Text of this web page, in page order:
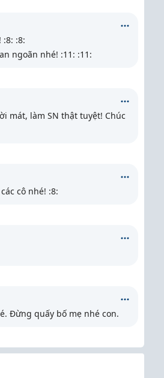
:8:
ngoãn nhé! :11: :11:
mát, làm SN thật tuyệt! Chúc
cô nhé! :8:
Đừng quấy bố mẹ nhé con.